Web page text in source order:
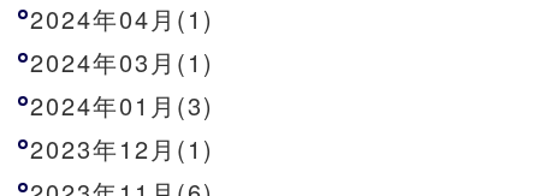
2024年04月(1)
2024年03月(1)
2024年01月(3)
2023年12月(1)